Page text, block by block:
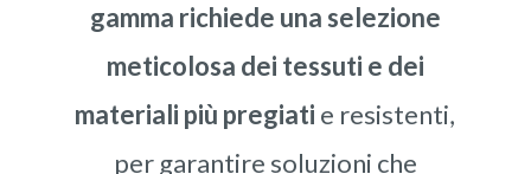
gamma richiede una selezione
meticolosa dei tessuti e dei
materiali più pregiati e resistenti,
per garantire soluzioni che